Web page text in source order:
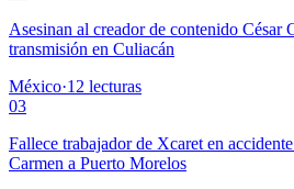
Asesinan al creador de contenido César
transmisión en Culiacán
México·12 lecturas
03
Fallece trabajador de Xcaret en
Carmen a Puerto Morelos